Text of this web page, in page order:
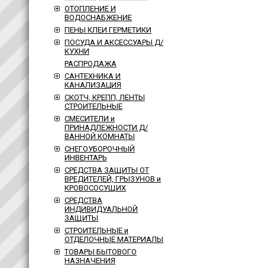
ОТОПЛЕНИЕ И
ВОДОСНАБЖЕНИЕ
ПЕНЫ КЛЕИ ГЕРМЕТИКИ
ПОСУДА И АКСЕССУАРЫ Д/
КУХНИ
РАСПРОДАЖА
САНТЕХНИКА И
КАНАЛИЗАЦИЯ
СКОТЧ, КРЕПП, ЛЕНТЫ
СТРОИТЕЛЬНЫЕ
СМЕСИТЕЛИ и
ПРИНАДЛЕЖНОСТИ Д/
ВАННОЙ КОМНАТЫ
СНЕГОУБОРОЧНЫЙ
ИНВЕНТАРЬ
СРЕДСТВА ЗАЩИТЫ ОТ
ВРЕДИТЕЛЕЙ, ГРЫЗУНОВ и
КРОВОСОСУЩИХ
СРЕДСТВА
ИНДИВИДУАЛЬНОЙ
ЗАЩИТЫ
СТРОИТЕЛЬНЫЕ и
ОТДЕЛОЧНЫЕ МАТЕРИАЛЫ
ТОВАРЫ БЫТОВОГО
НАЗНАЧЕНИЯ